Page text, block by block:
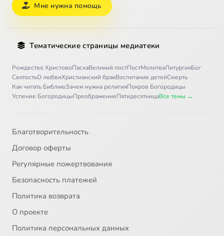
Мне нужна помощь
Тематические страницы медиатеки
Рождество ХристовоПасхаВеликий постПостМолитваЛитургияБог
СвятостьО любвиХристианский бракВоспитание детейСмерть
Как читать БиблиюЗачем нужна религияПокров Богородицы
Успение БогородицыПреображениеПятидесятницаВсе темы →
Благотворительность
Договор оферты
Регулярные пожертвования
Безопасность платежей
Политика возврата
О проекте
Политика персональных данных